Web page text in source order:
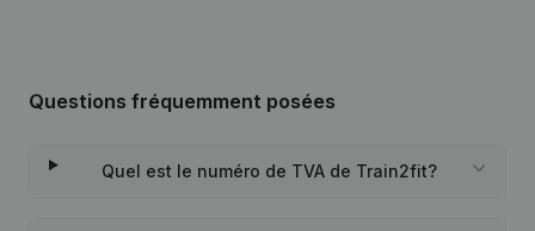
Questions fréquemment posées
Quel est le numéro de TVA de Train2fit?